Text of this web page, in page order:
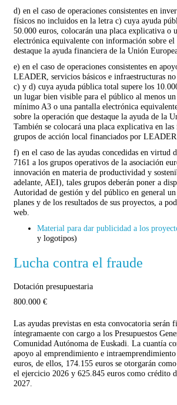
d) en el caso de operaciones consistentes en
físicos no incluidos en la letra c) cuya ayuda
50.000 euros, colocarán una placa explicativa o
electrónica equivalente con información sobre
destaque la ayuda financiera de la Unión
e) en el caso de operaciones consistentes en
LEADER, servicios básicos e infraestructuras
c) y d) cuya ayuda pública total supere los
un lugar bien visible para el público al menos
mínimo A3 o una pantalla electrónica
sobre la operación que destaque la ayuda de la
También se colocará una placa explicativa en las
grupos de acción local financiados por LEADER.
f) en el caso de las ayudas concedidas en virtud
7161 a los grupos operativos de la asociación
innovación en materia de productividad y
adelante, AEI), tales grupos deberán poner a
Autoridad de gestión y del público en general un
planes y de los resultados de sus proyectos, a
web.
Material para dar publicidad a los
y logotipos)
Lucha contra el fraude
Dotación presupuestaria
800.000 €
Las ayudas previstas en esta convocatoria serán
íntegramaente con cargo a los Presupuestos
Comunidad Autónoma de Euskadi. La cuantía
apoyo al emprendimiento e intraemprendimiento
euros, de ellos, 174.155 euros se otorgarán
el ejercicio 2026 y 625.845 euros como crédito
2027.